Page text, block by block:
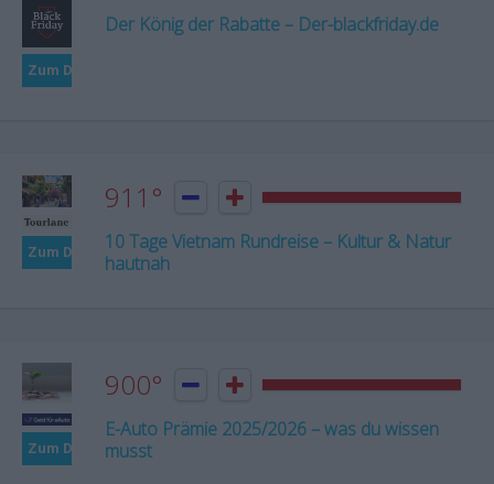
Zum Deal
Der König der Rabatte – Der-blackfriday.de
Zum Deal
911°  
10 Tage Vietnam Rundreise – Kultur & Natur
hautnah
Zum Deal
900°  
E-Auto Prämie 2025/2026 – was du wissen
musst